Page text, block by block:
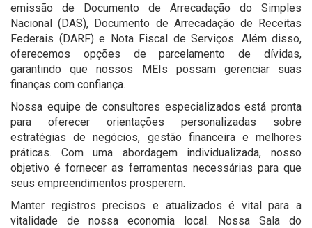
emissão de Documento de Arrecadação do Simples
Nacional (DAS), Documento de Arrecadação de Receitas
Federais (DARF) e Nota Fiscal de Serviços. Além disso,
oferecemos opções de parcelamento de dívidas,
garantindo que nossos MEIs possam gerenciar suas
finanças com confiança.
Nossa equipe de consultores especializados está pronta
para oferecer orientações personalizadas sobre
estratégias de negócios, gestão financeira e melhores
práticas. Com uma abordagem individualizada, nosso
objetivo é fornecer as ferramentas necessárias para que
seus empreendimentos prosperem.
Manter registros precisos e atualizados é vital para a
vitalidade de nossa economia local. Nossa Sala do